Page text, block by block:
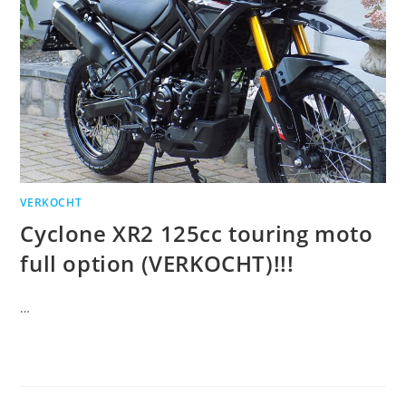
VERKOCHT
Cyclone XR2 125cc touring moto
full option (VERKOCHT)!!!
…